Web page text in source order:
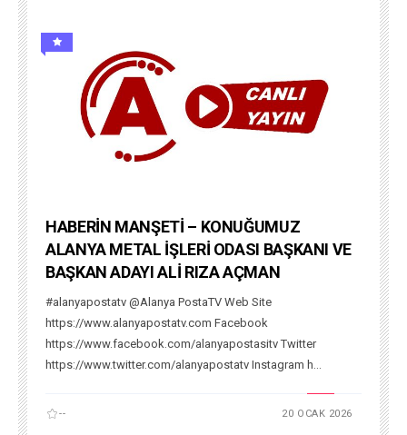
HABERİN MANŞETİ – KONUĞUMUZ
ALANYA METAL İŞLERİ ODASI BAŞKANI VE
BAŞKAN ADAYI ALİ RIZA AÇMAN
#alanyapostatv @Alanya PostaTV Web Site
https://www.alanyapostatv.com Facebook
https://www.facebook.com/alanyapostasitv Twitter
https://www.twitter.com/alanyapostatv Instagram h...
-- 20 OCAK 2026